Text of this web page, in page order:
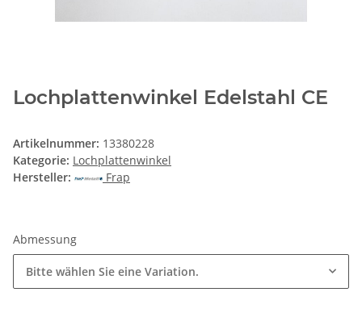
Lochplattenwinkel Edelstahl CE
Artikelnummer: 13380228
Kategorie: Lochplattenwinkel
Hersteller:
Frap
Abmessung
Bitte wählen Sie eine Variation.